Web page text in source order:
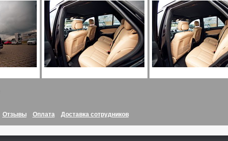
Отзывы Оплата Доставка сотрудников